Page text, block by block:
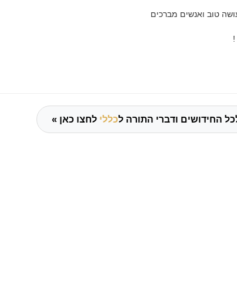
טוב ואנשים מברכים
!
החידושים ודברי התורה לכללי לחצו כאן »